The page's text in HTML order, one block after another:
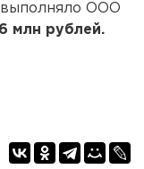
выполняло ООО
млн рублей.